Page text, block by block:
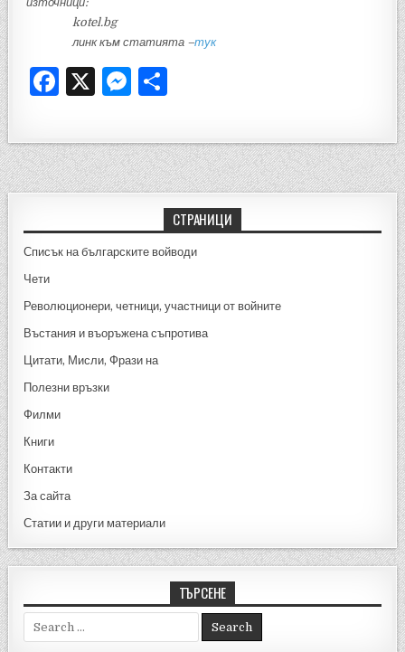
kotel.bg
линк към статията –тук
F
c
e
b
o
o
X
M
se
n
g
er
ar
e
СТРАНИЦИ
Списък на българските войводи
Чети
Революционери, четници, участници от войните
Въстания и въоръжена съпротива
Цитати, Мисли, Фрази на
Полезни връзки
Филми
Книги
Контакти
За сайта
Статии и други материали
ТЪРСЕНЕ
Search for: